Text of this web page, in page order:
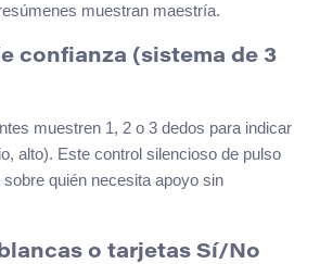
muestran maestría.
confianza (sistema de 3
muestren 1, 2 o 3 dedos para indicar
alto). Este control silencioso de pulso
quién necesita apoyo sin
o tarjetas Sí/No